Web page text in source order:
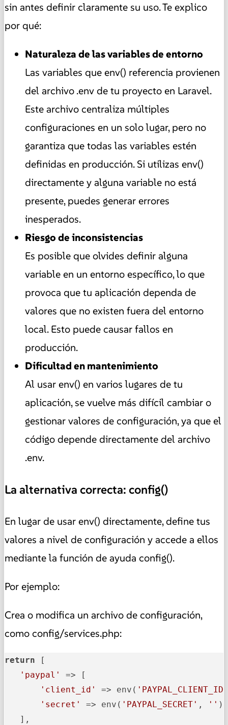
sin antes definir claramente su uso. Te explico
por qué:
Naturaleza de las variables de entorno
Las variables que env() referencia provienen
del archivo .env de tu proyecto en Laravel.
Este archivo centraliza múltiples
configuraciones en un solo lugar, pero no
garantiza que todas las variables estén
definidas en producción. Si utilizas env()
directamente y alguna variable no está
presente, puedes generar errores
inesperados.
Riesgo de inconsistencias
Es posible que olvides definir alguna
variable en un entorno específico, lo que
provoca que tu aplicación dependa de
valores que no existen fuera del entorno
local. Esto puede causar fallos en
producción.
Dificultad en mantenimiento
Al usar env() en varios lugares de tu
aplicación, se vuelve más difícil cambiar o
gestionar valores de configuración, ya que el
código depende directamente del archivo
.env.
La alternativa correcta: config()
En lugar de usar env() directamente, define tus
valores a nivel de configuración y accede a ellos
mediante la función de ayuda config().
Por ejemplo:
Crea o modifica un archivo de configuración,
como config/services.php:
return [
'paypal'
=> [
'client_id'
=> env( 'PAYPAL_CLIENT_ID'
'secret'
=> env( 'PAYPAL_SECRET' , '' ),
   ],